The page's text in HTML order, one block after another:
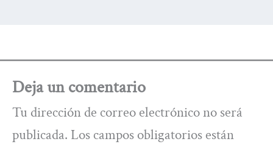
Deja un comentario
Tu dirección de correo electrónico no será
publicada. Los campos obligatorios están